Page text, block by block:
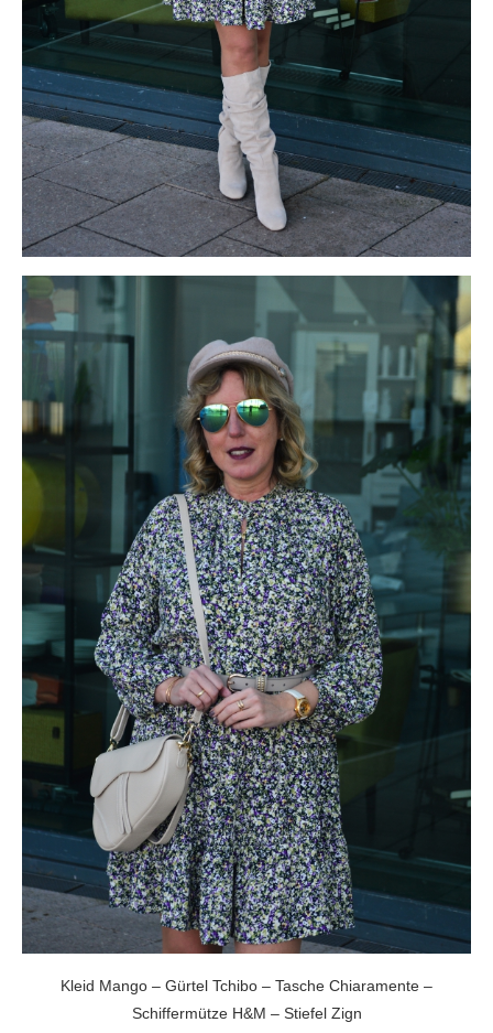
Kleid Mango – Gürtel Tchibo – Tasche Chiaramente –
Schiffermütze H&M – Stiefel Zign